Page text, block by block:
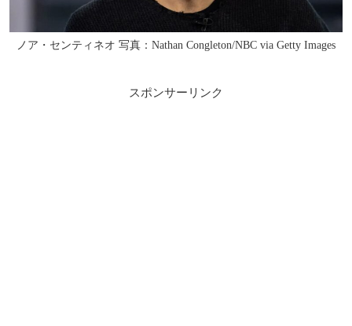
ノア・センティネオ 写真：Nathan Congleton/NBC via Getty Images
スポンサーリンク